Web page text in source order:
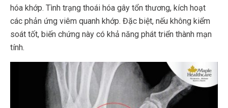
hóa khớp. Tình trạng thoái hóa gây tổn thương, kích hoạt
các phản ứng viêm quanh khớp. Đặc biệt, nếu không kiểm
soát tốt, biến chứng này có khả năng phát triển thành mạn
tính.